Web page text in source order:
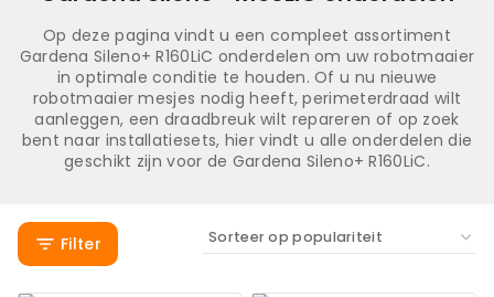
Op deze pagina vindt u een compleet assortiment
Gardena Sileno+ R160LiC onderdelen om uw robotmaaier
in optimale conditie te houden. Of u nu nieuwe
robotmaaier mesjes nodig heeft, perimeterdraad wilt
aanleggen, een draadbreuk wilt repareren of op zoek
bent naar installatiesets, hier vindt u alle onderdelen die
geschikt zijn voor de Gardena Sileno+ R160LiC.
Filter